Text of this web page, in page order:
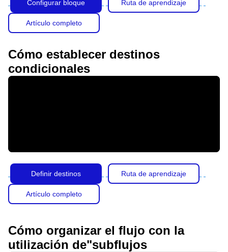
Configurar bloque Ruta de aprendizaje
Artículo completo
Cómo establecer destinos
condicionales
Definir destinos Ruta de aprendizaje
Artículo completo
Cómo organizar el flujo con la
utilización de"subflujos